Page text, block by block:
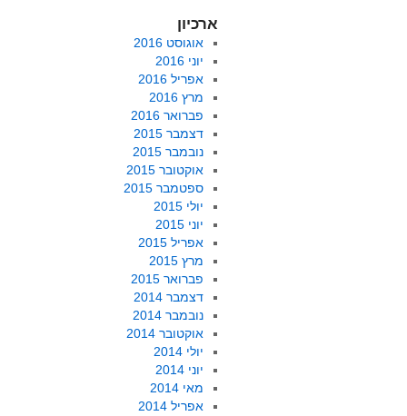
ארכיון
אוגוסט 2016
יוני 2016
אפריל 2016
מרץ 2016
פברואר 2016
דצמבר 2015
נובמבר 2015
אוקטובר 2015
ספטמבר 2015
יולי 2015
יוני 2015
אפריל 2015
מרץ 2015
פברואר 2015
דצמבר 2014
נובמבר 2014
אוקטובר 2014
יולי 2014
יוני 2014
מאי 2014
אפריל 2014